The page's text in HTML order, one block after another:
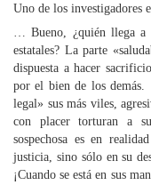
Uno de los investigadores
… Bueno, ¿quién llega a
estatales? La parte
dispuesta a hacer
por el bien de los demás.
legal» sus más viles,
con placer torturan a
sospechosa es en
justicia, sino sólo en su
¡Cuando se está en sus